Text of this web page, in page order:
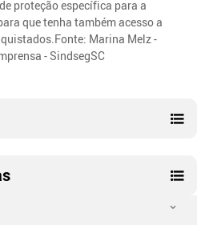
proteção específica para a
que tenha também acesso a
Marina Melz -
- SindsegSC